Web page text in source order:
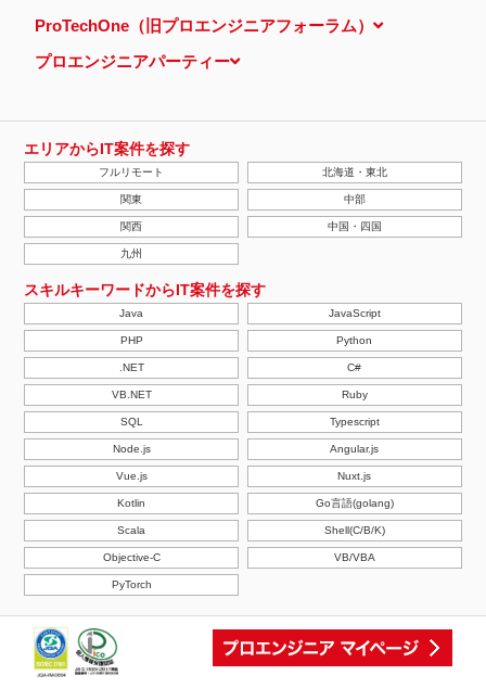
ProTechOne（旧プロエンジニアフォーラム）
プロエンジニアパーティー
エリアからIT案件を探す
フルリモート 北海道・東北
関東 中部
関西 中国・四国
九州
スキルキーワードからIT案件を探す
Java JavaScript
PHP Python
.NET C#
VB.NET Ruby
SQL Typescript
Node.js Angular.js
Vue.js Nuxt.js
Kotlin Go言語(golang)
Scala Shell(C/B/K)
Objective-C VB/VBA
PyTorch